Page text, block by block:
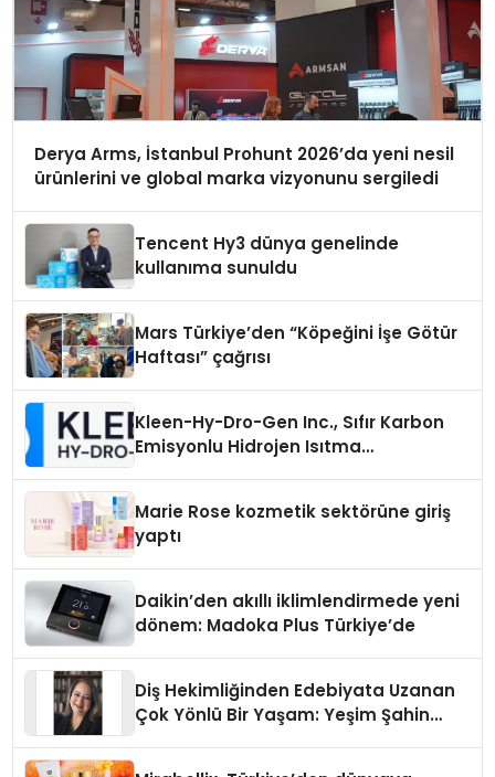
Derya Arms, İstanbul Prohunt 2026’da yeni nesil
ürünlerini ve global marka vizyonunu sergiledi
Tencent Hy3 dünya genelinde
kullanıma sunuldu
Mars Türkiye’den “Köpeğini İşe Götür
Haftası” çağrısı
Kleen-Hy-Dro-Gen Inc., Sıfır Karbon
Emisyonlu Hidrojen Isıtma
Marie Rose kozmetik sektörüne giriş
yaptı
Daikin’den akıllı iklimlendirmede yeni
dönem: Madoka Plus Türkiye’de
Diş Hekimliğinden Edebiyata Uzanan
Çok Yönlü Bir Yaşam: Yeşim Şahin